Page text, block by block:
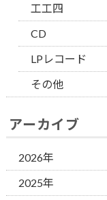
工工四
CD
LPレコード
その他
アーカイブ
2026年
2025年